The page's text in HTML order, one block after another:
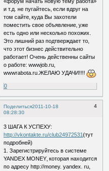
и т.д. не пугайтесь‚ если вдруг на
том сайте‚ куда Вы захотели
поместить свое объявление‚ уже
есть одно или несколько похожих.
Это лишний раз подтверждает то‚
что этот бизнес действительно
работает! Очень действенны сайты
о работе: wwwjob.ru‚
wwwrabota.ru.ЖЕЛАЮ УДАЧИ!!!!
0
Поделиться 4
2011-10-18
08:28:30
3 ШАГА К УСПЕХУ:
http://vkontakte.ru/club24972531(тут
подробней)
1. Зарегистрируйтесь в системе
YANDEX MONEY‚ которая находится
по адресу http://money. yandex. ru‚